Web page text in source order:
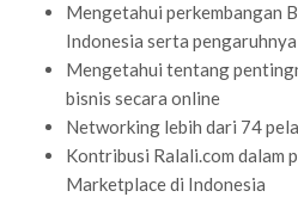
Mengetahui perkembangan
Indonesia serta
Mengetahui tentang
bisnis secara online
Networking lebih dari 74
Kontribusi Ralali.com dalam
Marketplace di Indonesia